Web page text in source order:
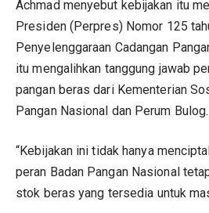
Achmad menyebut kebijakan itu
Presiden (Perpres) Nomor 125
Penyelenggaraan Cadangan
itu mengalihkan tanggung jawab
pangan beras dari Kementerian
Pangan Nasional dan Perum Bulog.
“Kebijakan ini tidak hanya
peran Badan Pangan Nasional
stok beras yang tersedia untuk